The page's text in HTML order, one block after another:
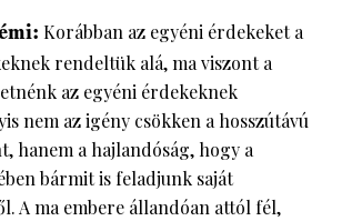
Korábban az egyéni érdekeket a
rendeltük alá, ma viszont a
az egyéni érdekeknek
nem az igény csökken a hosszútávú
hanem a hajlandóság, hogy a
bármit is feladjunk saját
A ma embere állandóan attól fél,